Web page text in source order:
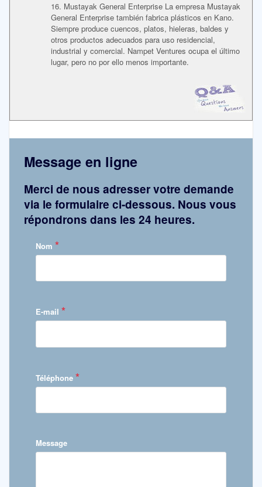
16. Mustayak General Enterprise La empresa Mustayak
General Enterprise también fabrica plásticos en Kano.
Siempre produce cuencos, platos, hieleras, baldes y
otros productos adecuados para uso residencial,
industrial y comercial. Nampet Ventures ocupa el último
lugar, pero no por ello menos importante.
Message en ligne
Merci de nous adresser votre demande
via le formulaire ci-dessous. Nous vous
répondrons dans les 24 heures.
Nom *
E-mail *
Téléphone *
Message